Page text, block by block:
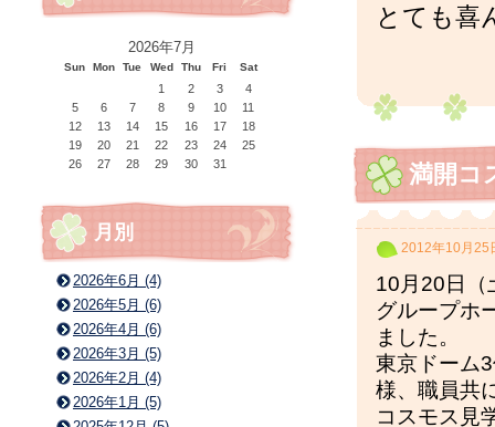
とても喜
満開コ
2012年10月25
10月20日（
グループホ
ました。
東京ドーム
様、職員共
コスモス見
2026年7月
Sun Mon Tue Wed Thu Fri Sat
1 2 3
4
5
6 7 8 9 10
11
12
13 14 15 16 17
18
19
20 21 22 23 24
25
26
27 28 29 30 31
月別
2026年6月 (4)
2026年5月 (6)
2026年4月 (6)
2026年3月 (5)
2026年2月 (4)
2026年1月 (5)